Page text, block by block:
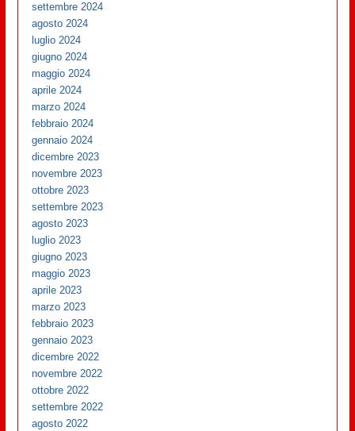
settembre 2024
agosto 2024
luglio 2024
giugno 2024
maggio 2024
aprile 2024
marzo 2024
febbraio 2024
gennaio 2024
dicembre 2023
novembre 2023
ottobre 2023
settembre 2023
agosto 2023
luglio 2023
giugno 2023
maggio 2023
aprile 2023
marzo 2023
febbraio 2023
gennaio 2023
dicembre 2022
novembre 2022
ottobre 2022
settembre 2022
agosto 2022